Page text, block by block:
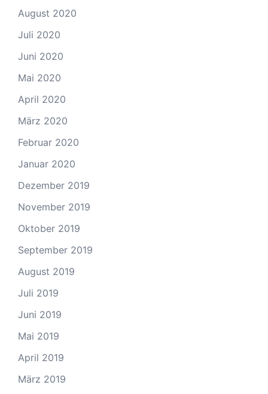
August 2020
Juli 2020
Juni 2020
Mai 2020
April 2020
März 2020
Februar 2020
Januar 2020
Dezember 2019
November 2019
Oktober 2019
September 2019
August 2019
Juli 2019
Juni 2019
Mai 2019
April 2019
März 2019